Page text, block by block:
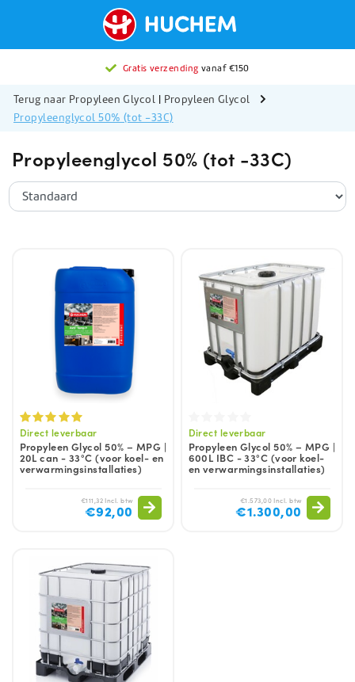
Gratis verzending vanaf €150
Terug naar Propyleen Glycol | Propyleen Glycol
Propyleenglycol 50% (tot -33C)
Propyleenglycol 50% (tot -33C)
Direct leverbaar
Propyleen Glycol 50% – MPG |
20L can - 33°C (voor koel- en
verwarmingsinstallaties)
€111,32 Incl. btw
€92,00
Direct leverbaar
Propyleen Glycol 50% – MPG |
600L IBC - 33°C (voor koel-
en verwarmingsinstallaties)
€1.573,00 Incl. btw
€1.300,00